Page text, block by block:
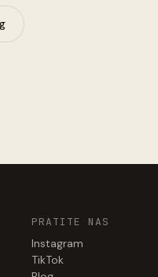
PRATITE NAS
Instagram
TikTok